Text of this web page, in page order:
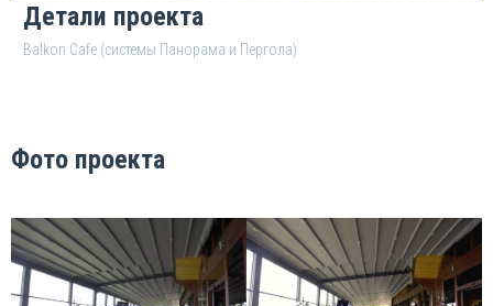
Детали проекта
Balkon Cafe (системы Панорама и Пергола)
Фото проекта